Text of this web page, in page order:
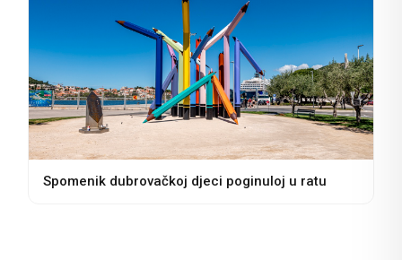
Spomenik dubrovačkoj djeci poginuloj u ratu